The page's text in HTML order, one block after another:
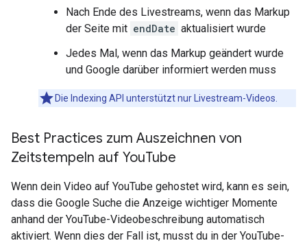
Nach Ende des Livestreams, wenn das Markup
der Seite mit endDate aktualisiert wurde
Jedes Mal, wenn das Markup geändert wurde
und Google darüber informiert werden muss
Die Indexing API unterstützt nur Livestream-Videos.
Best Practices zum Auszeichnen von
Zeitstempeln auf YouTube
Wenn dein Video auf YouTube gehostet wird, kann es sein,
dass die Google Suche die Anzeige wichtiger Momente
anhand der YouTube-Videobeschreibung automatisch
aktiviert. Wenn dies der Fall ist, musst du in der YouTube-